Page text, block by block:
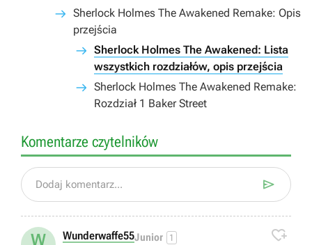
Sherlock Holmes The Awakened Remake: Opis
przejścia
Sherlock Holmes The Awakened: Lista
wszystkich rozdziałów, opis przejścia
Sherlock Holmes The Awakened Remake:
Rozdział 1 Baker Street
Komentarze czytelników
Dodaj komentarz... 
W Wunderwaffe55Junior 1 